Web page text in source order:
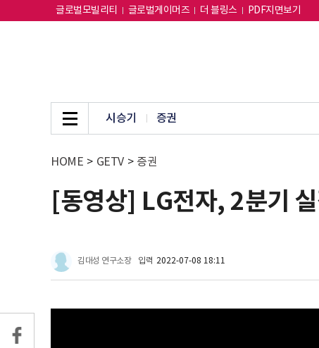
글로벌모빌리티 글로벌게이머즈 더 블링스 PDF지면보기
시승기 증권
HOME > GETV > 증권
[동영상] LG전자, 2분기
김대성 연구소장 입력 2022-07-08 18:11